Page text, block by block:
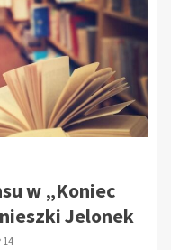
w „Koniec
Jelonek
14